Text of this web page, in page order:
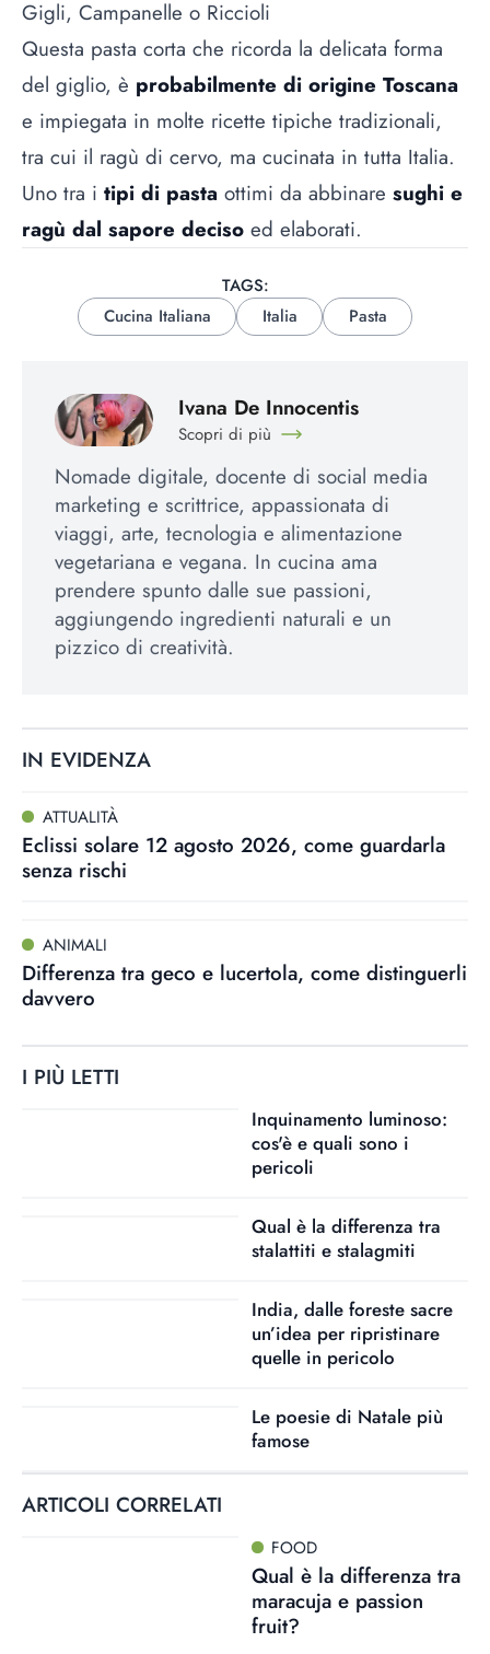
Gigli, Campanelle o Riccioli
Questa pasta corta che ricorda la delicata forma
del giglio, è probabilmente di origine Toscana
e impiegata in molte ricette tipiche tradizionali,
tra cui il ragù di cervo, ma cucinata in tutta Italia.
Uno tra i tipi di pasta ottimi da abbinare sughi e
ragù dal sapore deciso ed elaborati.
TAGS:
Cucina Italiana
Italia Pasta
Ivana De Innocentis
Scopri di più
Nomade digitale, docente di social media
marketing e scrittrice, appassionata di
viaggi, arte, tecnologia e alimentazione
vegetariana e vegana. In cucina ama
prendere spunto dalle sue passioni,
aggiungendo ingredienti naturali e un
pizzico di creatività.
IN EVIDENZA
ATTUALITÀ
Eclissi solare 12 agosto 2026, come guardarla
senza rischi
ANIMALI
Differenza tra geco e lucertola, come distinguerli
davvero
I PIÙ LETTI
Inquinamento luminoso:
cos'è e quali sono i
pericoli
Qual è la differenza tra
stalattiti e stalagmiti
India, dalle foreste sacre
un’idea per ripristinare
quelle in pericolo
Le poesie di Natale più
famose
ARTICOLI CORRELATI
FOOD
Qual è la differenza tra
maracuja e passion
fruit?